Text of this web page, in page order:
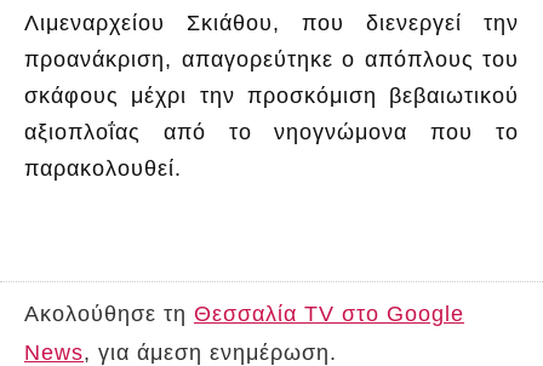
Λιμεναρχείου Σκιάθου, που διενεργεί την
προανάκριση, απαγορεύτηκε ο απόπλους του
σκάφους μέχρι την προσκόμιση βεβαιωτικού
αξιοπλοΐας από το νηογνώμονα που το
παρακολουθεί.
Ακολούθησε τη Θεσσαλία TV στο Google
News, για άμεση ενημέρωση.